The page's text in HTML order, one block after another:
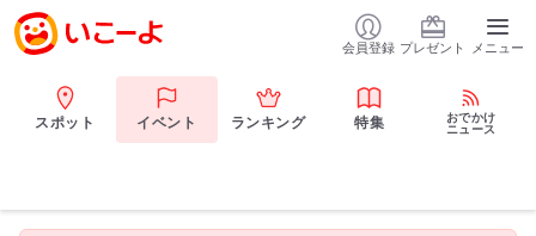
会員登録 プレゼント メニュー
スポット イベント ランキング 特集
おでかけ
ニュース